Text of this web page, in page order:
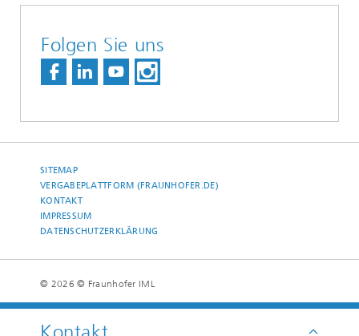
Folgen Sie uns
SITEMAP
VERGABEPLATTFORM (FRAUNHOFER.DE)
KONTAKT
IMPRESSUM
DATENSCHUTZERKLÄRUNG
© 2026 © Fraunhofer IML